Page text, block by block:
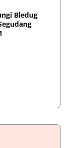
Bledug